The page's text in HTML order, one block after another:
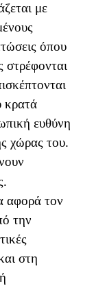
με
όπου
στρέφονται
κρατά
ευθύνη
χώρας του.
αφορά τον
την
στη